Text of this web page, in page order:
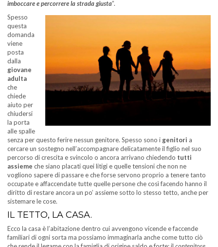
imboccare e percorrere la strada giusta”.
Spesso
questa
domanda
viene
posta
dalla
giovane
adulta
che
chiede
aiuto per
chiudersi
la porta
alle spalle
senza per questo ferire nessun genitore. Spesso sono i genitori a
cercare un sostegno nell’accompagnare delicatamente il figlio nel suo
percorso di crescita e svincolo o ancora arrivano chiedendo tutti
assieme che siano placati quei litigi e quelle tensioni che non ne
vogliono sapere di passare e che forse servono proprio a tenere tanto
occupate e affaccendate tutte quelle persone che così facendo hanno il
diritto di restare ancora un po’ assieme sotto lo stesso tetto, anche per
sistemare le cose.
IL TETTO, LA CASA.
Ecco la casa è l’abitazione dentro cui avvengono vicende e faccende
familiari di ogni sorta ma possiamo immaginarla anche come tutto ciò